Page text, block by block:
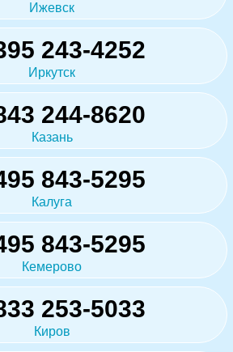
Ижевск
243-4252
Иркутск
244-8620
Казань
843-5295
Калуга
843-5295
Кемерово
253-5033
Киров